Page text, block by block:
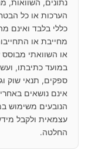
נתונים, השוואות,
הערכות או כל
כללי בלבד ואינם
מחייבת או
או השוואתי מבוסס
במועד כתיבתו,
ספקים, תנאי שוק
אינם נושאים
הנובעים משימוש
עצמאית ולקבל
החלטה.